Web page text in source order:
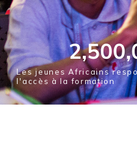
Les jeunes Africains
l'accès à la formation